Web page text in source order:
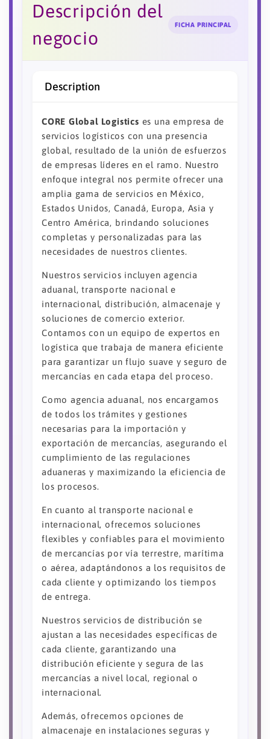
Descripción del
negocio
FICHA PRINCIPAL
Description
CORE Global Logistics es una empresa de
servicios logísticos con una presencia
global, resultado de la unión de esfuerzos
de empresas líderes en el ramo. Nuestro
enfoque integral nos permite ofrecer una
amplia gama de servicios en México,
Estados Unidos, Canadá, Europa, Asia y
Centro América, brindando soluciones
completas y personalizadas para las
necesidades de nuestros clientes.
Nuestros servicios incluyen agencia
aduanal, transporte nacional e
internacional, distribución, almacenaje y
soluciones de comercio exterior.
Contamos con un equipo de expertos en
logística que trabaja de manera eficiente
para garantizar un flujo suave y seguro de
mercancías en cada etapa del proceso.
Como agencia aduanal, nos encargamos
de todos los trámites y gestiones
necesarias para la importación y
exportación de mercancías, asegurando el
cumplimiento de las regulaciones
aduaneras y maximizando la eficiencia de
los procesos.
En cuanto al transporte nacional e
internacional, ofrecemos soluciones
flexibles y confiables para el movimiento
de mercancías por vía terrestre, marítima
o aérea, adaptándonos a los requisitos de
cada cliente y optimizando los tiempos
de entrega.
Nuestros servicios de distribución se
ajustan a las necesidades específicas de
cada cliente, garantizando una
distribución eficiente y segura de las
mercancías a nivel local, regional o
internacional.
Además, ofrecemos opciones de
almacenaje en instalaciones seguras y